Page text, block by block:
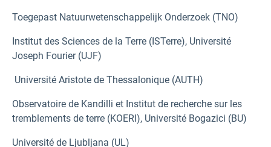
Toegepast Natuurwetenschappelijk Onderzoek (TNO)
Institut des Sciences de la Terre (ISTerre), Université
Joseph Fourier (UJF)
Université Aristote de Thessalonique (AUTH)
Observatoire de Kandilli et Institut de recherche sur les
tremblements de terre (KOERI), Université Bogazici (BU)
Université de Ljubljana (UL)